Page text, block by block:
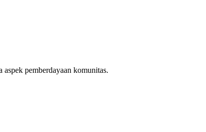
pemberdayaan komunitas.